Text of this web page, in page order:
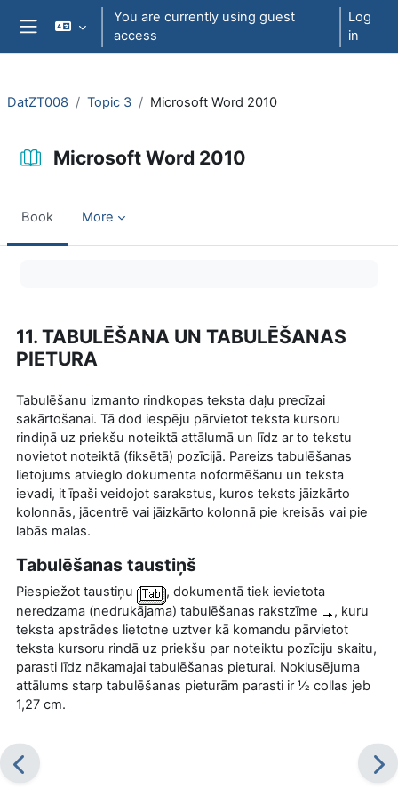
Skip to main content
You are currently using guest
access
Log
in
DatZT008 Topic 3 Microsoft Word 2010
Microsoft Word 2010
Book More
11. TABULĒŠANA UN TABULĒŠANAS
PIETURA
Tabulēšanu izmanto rindkopas teksta daļu precīzai
sakārtošanai. Tā dod iespēju pārvietot teksta kursoru
rindiņā uz priekšu noteiktā attālumā un līdz ar to tekstu
novietot noteiktā (fiksētā) pozīcijā. Pareizs tabulēšanas
lietojums atvieglo dokumenta noformēšanu un teksta
ievadi, it īpaši veidojot sarakstus, kuros teksts jāizkārto
kolonnās, jācentrē vai jāizkārto kolonnā pie kreisās vai pie
labās malas.
Tabulēšanas taustiņš
Piespiežot taustiņu
, dokumentā tiek ievietota
neredzama (nedrukājama) tabulēšanas rakstzīme
, kuru
teksta apstrādes lietotne uztver kā komandu pārvietot
teksta kursoru rindā uz priekšu par noteiktu pozīciju skaitu,
parasti līdz nākamajai tabulēšanas pieturai. Noklusējuma
attālums starp tabulēšanas pieturām parasti ir ½ collas jeb
1,27 cm.